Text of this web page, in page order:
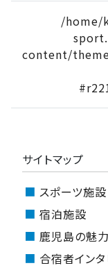
/home/
content/
サイトマップ
スポーツ施設
宿泊施設
鹿児島の魅力
合宿者イン